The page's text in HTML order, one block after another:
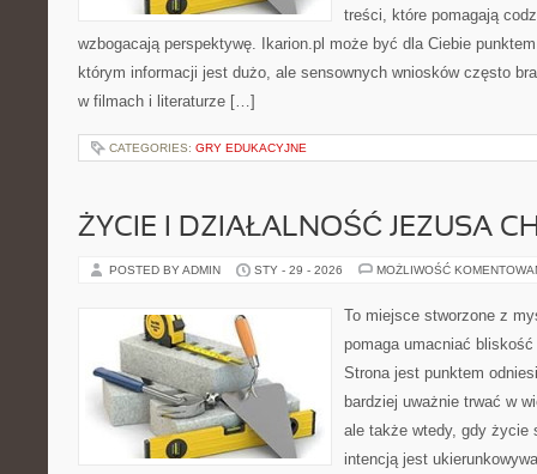
treści, które pomagają
wzbogacają perspektywę. Ikarion.pl może być dla Ciebie
którym informacji jest dużo, ale sensownych wniosków często
w filmach i literaturze […]
CATEGORIES: GRY EDUKACYJNE
ŻYCIE I DZIAŁALNOŚĆ JEZUSA
POSTED BY ADMIN STY - 29 - 2026 MOŻLIWOŚĆ
To miejsce stworzone z
pomaga umacniać
Strona jest punktem
bardziej uważnie trwać w
ale także wtedy, gdy życie
intencją jest